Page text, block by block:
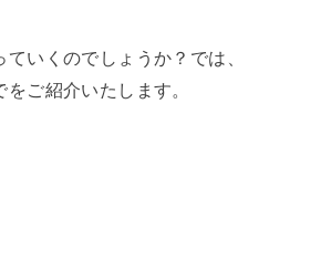
いくのでしょうか？では、
ご紹介いたします。